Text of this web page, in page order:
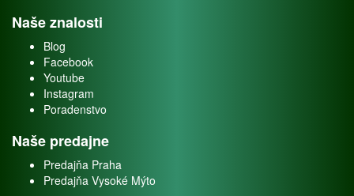
Naše znalosti
Blog
Facebook
Youtube
Instagram
Poradenstvo
Naše predajne
Predajňa Praha
Predajňa Vysoké Mýto